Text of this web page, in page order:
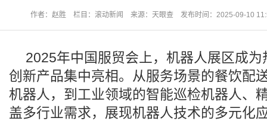
作者：赵胜 栏目：滚动新闻 来源：天眼查 发布时间：2025-09-10
2025年中国服贸会上，机器人展区成
创新产品集中亮相。从服务场景的餐饮配
机器人，到工业领域的智能巡检机器人、
盖多行业需求，展现机器人技术的多元化